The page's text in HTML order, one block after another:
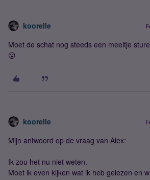
koorelle
Moet de schat nog steeds een meeltje
😮
koorelle
Mijn antwoord op de vraag van Alex:
Ik zou het nu niet weten.
Moet ik even kijken wat ik heb gelezen en